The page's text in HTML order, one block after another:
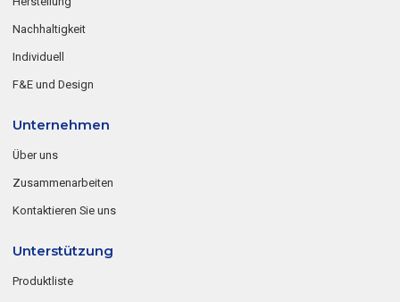
Nachhaltigkeit
Individuell
F&E und Design
Unternehmen
Über uns
Zusammenarbeiten
Kontaktieren Sie uns
Unterstützung
Produktliste